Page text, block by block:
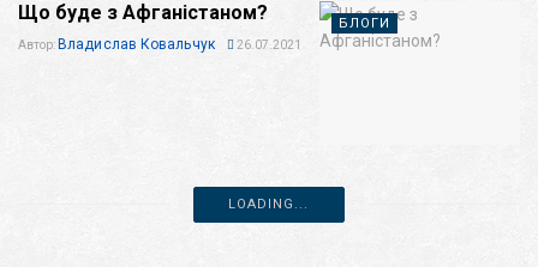
БЛОГИ
Що буде з Афганістаном?
Автор: Владислав Ковальчук 26.07.2021
LOADING...